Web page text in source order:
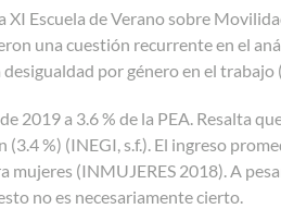
Escuela de Verano sobre
una cuestión recurrente en el
por género en el
2019 a 3.6 % de la PEA. Resalta
%) (INEGI, s.f.). El ingreso
mujeres (INMUJERES 2018). A
no es necesariamente cierto.